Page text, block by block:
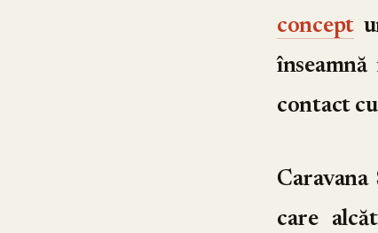
concept
contact
care